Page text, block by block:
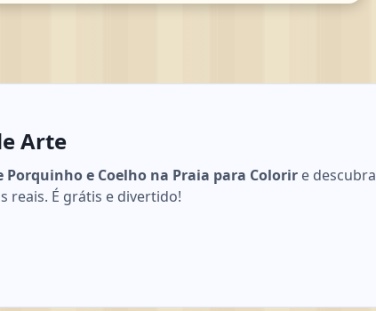
Arte
Porquinho e Coelho na Praia para Colorir e descubra
reais. É grátis e divertido!